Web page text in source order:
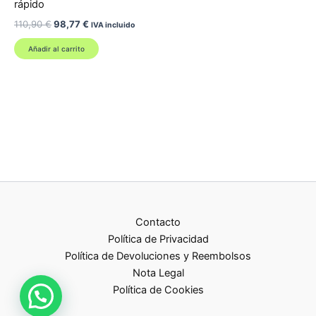
rápido
110,90€El
original
era:
98,77€ El
actual
es:
IVA incluido
Añadir al carrito
Contacto
Política de Privacidad
Política de Devoluciones y Reembolsos
Nota Legal
Política de Cookies